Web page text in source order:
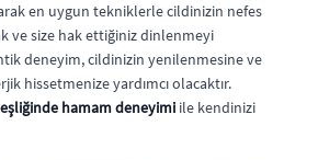
en uygun tekniklerle cildinizin nefes
ve size hak ettiğiniz dinlenmeyi
deneyim, cildinizin yenilenmesine ve
hissetmenize yardımcı olacaktır.
hamam deneyimi ile kendinizi